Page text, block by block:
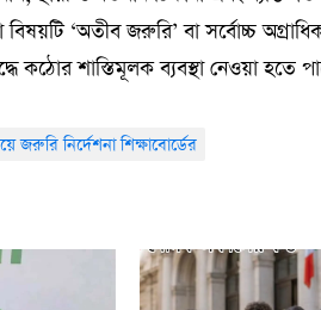
‘অতীব জরুরি’ বা সর্বোচ্চ
কঠোর শাস্তিমূলক ব্যবস্থা নেওয়া হতে
জরুরি নির্দেশনা শিক্ষাবোর্ডের